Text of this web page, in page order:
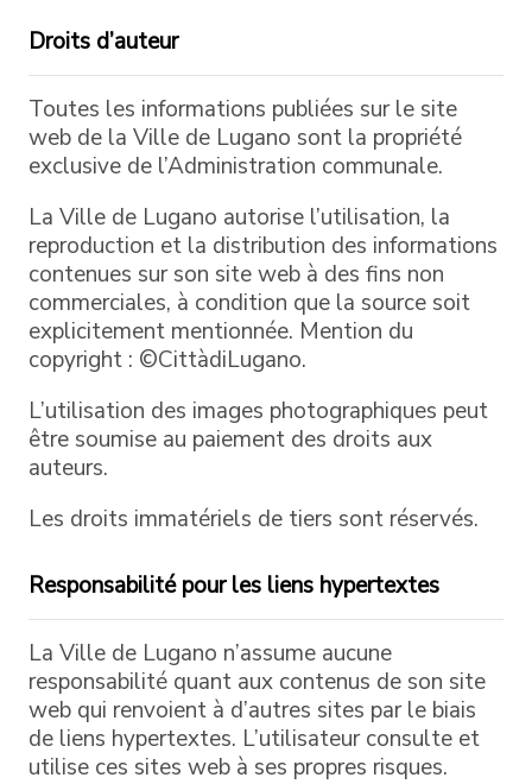
Droits d’auteur
Toutes les informations publiées sur le site
web de la Ville de Lugano sont la propriété
exclusive de l’Administration communale.
La Ville de Lugano autorise l’utilisation, la
reproduction et la distribution des informations
contenues sur son site web à des fins non
commerciales, à condition que la source soit
explicitement mentionnée. Mention du
copyright : ©CittàdiLugano.
L’utilisation des images photographiques peut
être soumise au paiement des droits aux
auteurs.
Les droits immatériels de tiers sont réservés.
Responsabilité pour les liens hypertextes
La Ville de Lugano n’assume aucune
responsabilité quant aux contenus de son site
web qui renvoient à d’autres sites par le biais
de liens hypertextes. L’utilisateur consulte et
utilise ces sites web à ses propres risques.